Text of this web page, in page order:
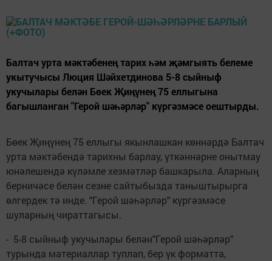
Балтач урта мәктәбенең тарих һәм җәмгыять белеме
укытучысы Люция Шәйхетдинова 5-8 сыйныф
укучылары белән Бөек Җиңүнең 75 еллыгына
багышланган "Герой шәһәрләр" күргәзмәсе оештырды.
Бөек Җиңүнең 75 еллыгы якынлашкан көннәрдә Балтач
урта мәктәбендә тарихны барлау, үткәннәрне онытмау
юнәлешендә күләмле хезмәтләр башкарыла. Аларның
берничәсе белән сезне сайтыбызда таныштырырга
өлгердек тә инде. "Герой шәһәрләр" күргәзмәсе
шуларның чираттагысы.
- 5-8 сыйныф укучылары белән"Герой шәһәрләр"
турында материаллар туплап, бер үк форматта,